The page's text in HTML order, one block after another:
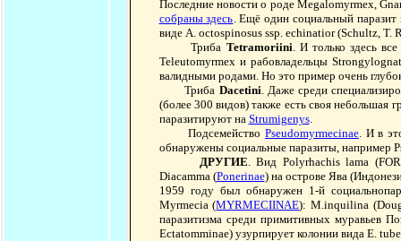
Последние новости о роде Megalomyrmex,
собраны здесь. Ещё один социальный
виде A. octospinosus ssp. echinatior (Schultz, T.
Триба Tetramoriini. И только здесь
Teleutomyrmex и рабовладельцы
валидными родами. Но это пример очень
Триба Dacetini. Даже среди
(более 300 видов) также есть своя небольшая
паразитируют на Strumigenys.
Подсемейство Pseudomyrmecinae. И в
обнаружены социальные паразиты, например
ДРУГИЕ. Вид Polyrhachis lama
Diacamma (Ponerinae) на острове Ява
1959 году был обнаружен 1-й
Myrmecia (MYRMECIINAE): M.inquilina
паразитизма среди примитивных муравьев
Ectatomminae) узурпирует колонии вида E.